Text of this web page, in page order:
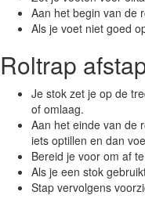
Aan het begin van de
Als je voet niet goed
Roltrap
Je stok zet je op de
of omlaag.
Aan het einde van de
iets optillen en dan
Bereid je voor om af
Als je een stok
Stap vervolgens